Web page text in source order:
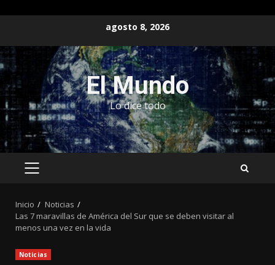
contenido
agosto 8, 2026
El Mundo
Lo dice todo
MENÚ
Inicio
Noticias
Las 7 maravillas de América del Sur que se deben visitar al
menos una vez en la vida
Noticias